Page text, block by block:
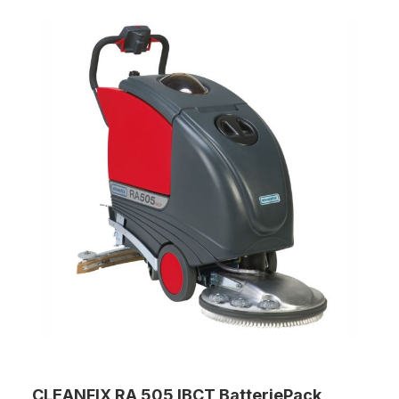
38 Liter Saugbreite: 800 mm Bürstendruck: 48 kg
Gewicht mit Batt.: 122 kg Abmessungen L/B/H:
850/510/800mm inkl. Schrubbbürste, Saugfuß gebogen
80cm in öl-und fettbeständiger Ausführung, 2x12V GEL-
Batterien 85Ah, vollautomatisches Ladegerät integriert
MASCHINOX ist offizieller Cleanfix Service- und
Handelspartner
CLEANFIX RA 505 IBCT BatteriePack